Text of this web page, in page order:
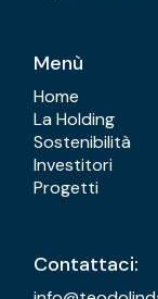
Menù
Home
La Holding
Sostenibilità
Investitori
Progetti
Contattaci: